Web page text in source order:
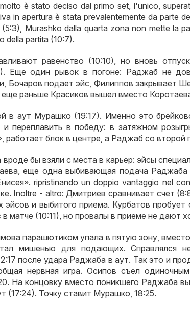
è stato deciso dal primo set, l'unico,
in apertura è stata prevalentemente da parte
Murashko dalla quarta zona non mette la
della partita (10:7).
равенство (10:10), но вновь
Еще один рывок в погоне: Раджаб не
, Бочаров подает эйс, Филиппов закрывает
еще раньше Красиков вышел вместо
в аут Мурашко (19:17). Именно это
переплавить в победу:в затяжном
, работает блок в центре, а Раджаб со второй
бы взяли с места в карьер: эйсы
,еще одна выбивающая подача
. ripristinando un doppio vantaggio nel
. Inoltre - altro:Дмитриев сравнивает счет
эйсов и выбитого приема. Курбатов пробует
в матче (10:11), но провалы в приеме не дают
парашютиком упала в пятую зону,
мишенью для подающих.Справлялся
после удара Раджаба в аут. Так это и
нервная игра. Осипов съел
На концовку вместо поникшего Раджаба
(17:24). Точку ставит Мурашко, 18:25.